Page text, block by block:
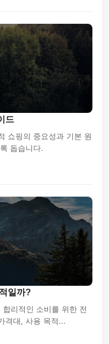
드
쇼핑의 중요성과 기본 원
돕습니다.
일까?
리적인 소비를 위한 전
격대, 사용 목적...